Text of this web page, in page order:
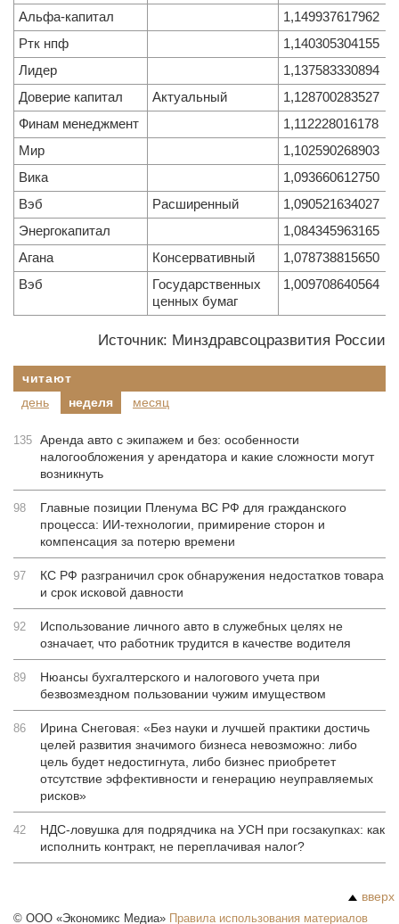
Альфа-капитал
1,149937617962
Ртк нпф
1,140305304155
Лидер
1,137583330894
Доверие капитал
Актуальный
1,128700283527
Финам менеджмент
1,112228016178
Мир
1,102590268903
Вика
1,093660612750
Вэб
Расширенный
1,090521634027
Энергокапитал
1,084345963165
Агана
Консервативный
1,078738815650
Вэб
Государственных
ценных бумаг
1,009708640564
Источник: Минздравсоцразвития России
читают
день
неделя месяц
135 Аренда авто с экипажем и без: особенности
налогообложения у арендатора и какие сложности могут
возникнуть
98
Главные позиции Пленума ВС РФ для гражданского
процесса: ИИ-технологии, примирение сторон и
компенсация за потерю времени
97
КС РФ разграничил срок обнаружения недостатков товара
и срок исковой давности
92
Использование личного авто в служебных целях не
означает, что работник трудится в качестве водителя
89
Нюансы бухгалтерского и налогового учета при
безвозмездном пользовании чужим имуществом
86
Ирина Снеговая: «Без науки и лучшей практики достичь
целей развития значимого бизнеса невозможно: либо
цель будет недостигнута, либо бизнес приобретет
отсутствие эффективности и генерацию неуправляемых
рисков»
42
НДС-ловушка для подрядчика на УСН при госзакупках: как
исполнить контракт, не переплачивая налог?
вверх
© ООО «Экономикс Медиа» Правила использования материалов